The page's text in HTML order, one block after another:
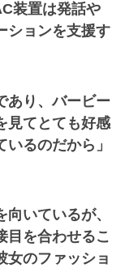
装置は発話や
ションを支援す
あり、バービー
見てとても好感
るのだから」
いているが、
目を合わせるこ
女のファッショ